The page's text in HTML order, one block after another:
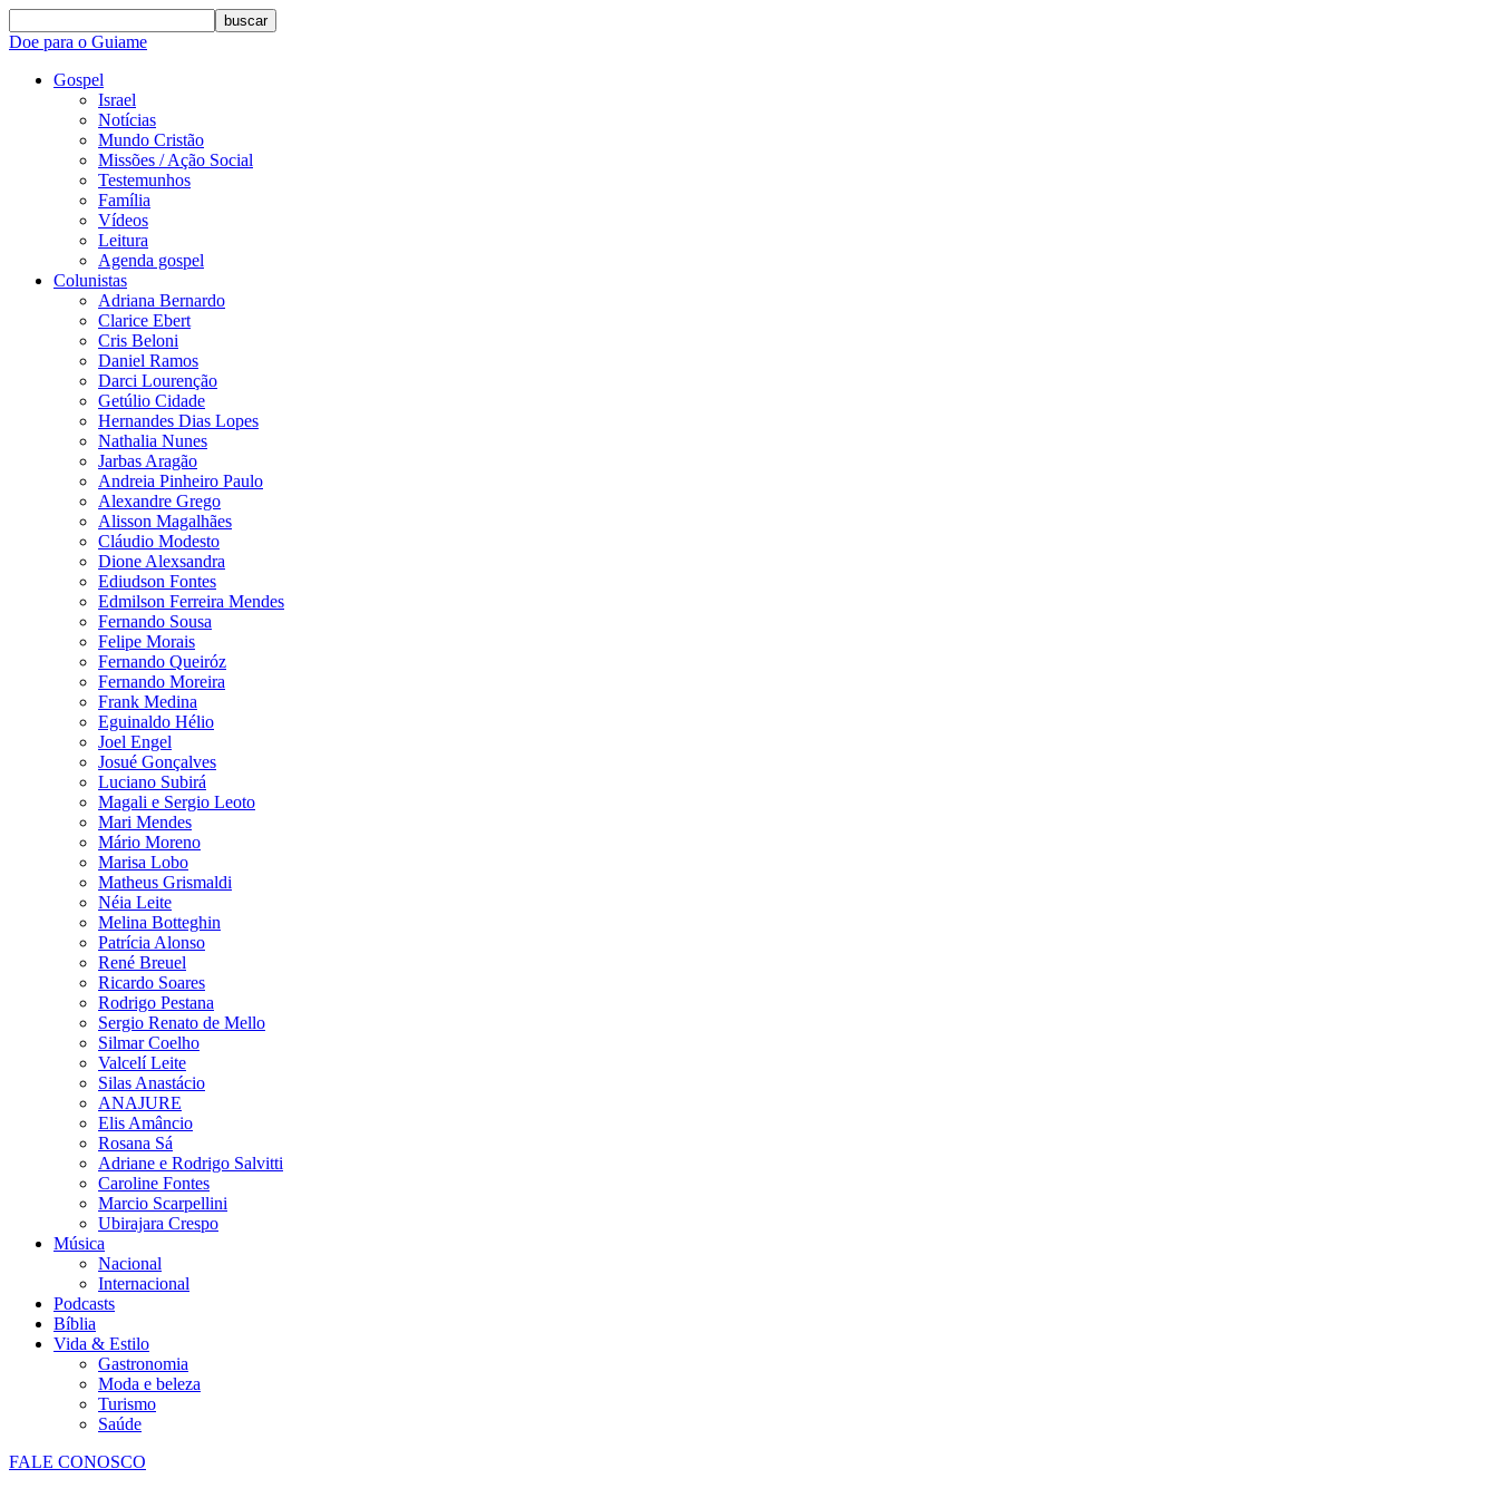
buscar
Doe para o Guiame
Gospel
Israel
Notícias
Mundo Cristão
Missões / Ação Social
Testemunhos
Família
Vídeos
Leitura
Agenda gospel
Colunistas
Adriana Bernardo
Clarice Ebert
Cris Beloni
Daniel Ramos
Darci Lourenção
Getúlio Cidade
Hernandes Dias Lopes
Nathalia Nunes
Jarbas Aragão
Andreia Pinheiro Paulo
Alexandre Grego
Alisson Magalhães
Cláudio Modesto
Dione Alexsandra
Ediudson Fontes
Edmilson Ferreira Mendes
Fernando Sousa
Felipe Morais
Fernando Queiróz
Fernando Moreira
Frank Medina
Eguinaldo Hélio
Joel Engel
Josué Gonçalves
Luciano Subirá
Magali e Sergio Leoto
Mari Mendes
Mário Moreno
Marisa Lobo
Matheus Grismaldi
Néia Leite
Melina Botteghin
Patrícia Alonso
René Breuel
Ricardo Soares
Rodrigo Pestana
Sergio Renato de Mello
Silmar Coelho
Valcelí Leite
Silas Anastácio
ANAJURE
Elis Amâncio
Rosana Sá
Adriane e Rodrigo Salvitti
Caroline Fontes
Marcio Scarpellini
Ubirajara Crespo
Música
Nacional
Internacional
Podcasts
Bíblia
Vida & Estilo
Gastronomia
Moda e beleza
Turismo
Saúde
FALE CONOSCO